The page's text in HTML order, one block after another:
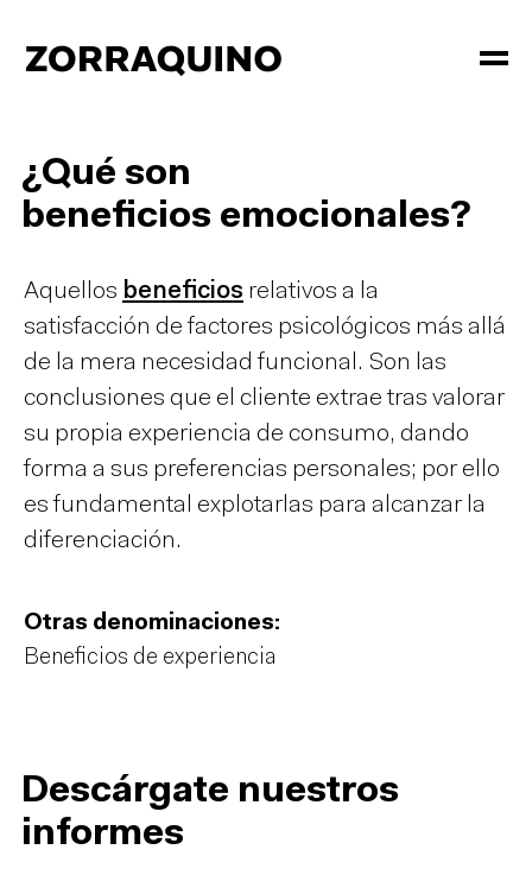
¿Qué son
beneficios emocionales?
Aquellos beneficios relativos a la
satisfacción de factores psicológicos más allá
de la mera necesidad funcional. Son las
conclusiones que el cliente extrae tras valorar
su propia experiencia de consumo, dando
forma a sus preferencias personales; por ello
es fundamental explotarlas para alcanzar la
diferenciación.
Otras denominaciones:
Beneficios de experiencia
Descárgate nuestros
informes